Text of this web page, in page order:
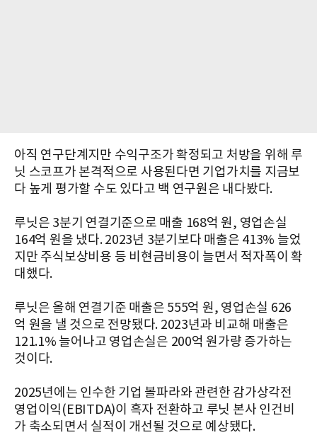
아직 연구단계지만 수익구조가 확정되고 처방을 위해 루
닛 스코프가 본격적으로 사용된다면 기업가치를 지금보
다 높게 평가할 수도 있다고 백 연구원은 내다봤다.
루닛은 3분기 연결기준으로 매출 168억 원, 영업손실
164억 원을 냈다. 2023년 3분기보다 매출은 413% 늘었
지만 주식보상비용 등 비현금비용이 늘면서 적자폭이 확
대했다.
루닛은 올해 연결기준 매출은 555억 원, 영업손실 626
억 원을 낼 것으로 전망됐다. 2023년과 비교해 매출은
121.1% 늘어나고 영업손실은 200억 원가량 증가하는
것이다.
2025년에는 인수한 기업 볼파라와 관련한 감가상각전
영업이익(EBITDA)이 흑자 전환하고 루닛 본사 인건비
가 축소되면서 실적이 개선될 것으로 예상됐다.